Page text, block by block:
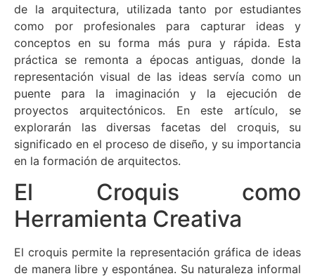
de la arquitectura, utilizada tanto por estudiantes
como por profesionales para capturar ideas y
conceptos en su forma más pura y rápida. Esta
práctica se remonta a épocas antiguas, donde la
representación visual de las ideas servía como un
puente para la imaginación y la ejecución de
proyectos arquitectónicos. En este artículo, se
explorarán las diversas facetas del croquis, su
significado en el proceso de diseño, y su importancia
en la formación de arquitectos.
El Croquis como
Herramienta Creativa
El croquis permite la representación gráfica de ideas
de manera libre y espontánea. Su naturaleza informal